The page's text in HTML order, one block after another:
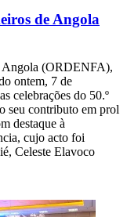
de Angola
Angola (ORDENFA),
ontem, 7 de
celebrações do 50.º
seu contributo em prol
destaque à
cujo acto foi
Celeste Elavoco